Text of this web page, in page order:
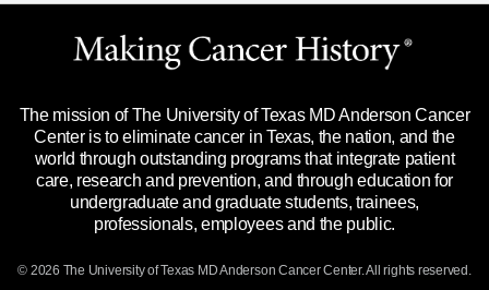
Merchandise
Title IX Reporting (Sexual Misconduct)
Price Transparency
Website Privacy Policy
Legal Statement & Policies
Reports to the State
Emergency Alerts
State of Texas Links
The mission of The University of Texas MD Anderson Cancer
Center is to eliminate cancer in Texas, the nation, and the
world through outstanding programs that integrate patient
care, research and prevention, and through education for
undergraduate and graduate students, trainees,
professionals, employees and the public.
© 2026 The University of Texas MD Anderson Cancer Center. All rights reserved.